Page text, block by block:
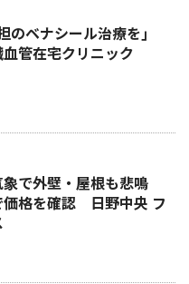
のベナシール治療を｣
管在宅クリニック
で外壁・屋根も悲鳴
価格を確認 日野中央 フ